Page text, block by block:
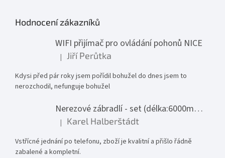
Hodnocení zákazníků
WIFI přijímač pro ovládání pohonů NICE
Hodnocení produktu je 1 z 5 hvězdiček.
| Jiří Perůtka
Kdysi před pár roky jsem pořídil bohužel do dnes jsem to
nerozchodil, nefunguje bohužel
Nerezové zábradlí - set (délka:6000mm x výška:1000mm)
Hodnocení produktu je 5 z 5 hvězdiček.
| Karel Halberštádt
Vstřícné jednání po telefonu, zboží je kvalitní a přišlo řádně
zabalené a kompletní.